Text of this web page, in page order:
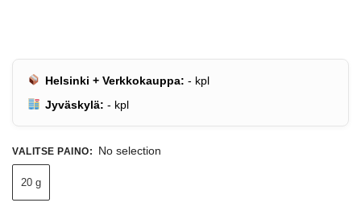
Helsinki + Verkkokauppa: - kpl
Jyväskylä: - kpl
VALITSE PAINO: No selection
20 g